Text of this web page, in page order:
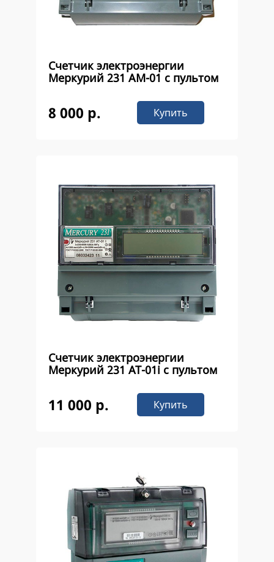
Счетчик электроэнергии
Меркурий 231 АМ-01 с пультом
8 000 р. Купить
Счетчик электроэнергии
Меркурий 231 AT-01i с пультом
11 000 р. Купить